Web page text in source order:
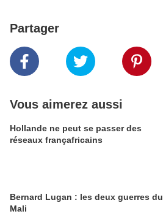
Partager
Vous aimerez aussi
Hollande ne peut se passer des
réseaux françafricains
Bernard Lugan : les deux guerres du
Mali